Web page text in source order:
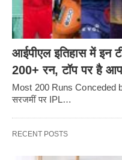
आईपीएल इतिहास में इन
200+ रन, टॉप पर है
Most 200 Runs Conceded
सरजमीं पर IPL…
RECENT POSTS